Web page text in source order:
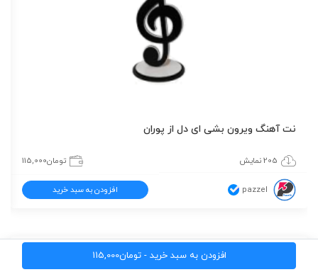
افزودن به سبد خرید -تومان115,000
نت آهنگ ویرون بشی ای دل از پوران
205 نمایش تومان115,000
pazzel افزودن به سبد خرید